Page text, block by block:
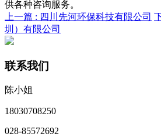
供各种咨询服务。
上一篇 : 四川先河环保科技有限公司
圳）有限公司
联系我们
陈小姐
18030708250
028-85572692